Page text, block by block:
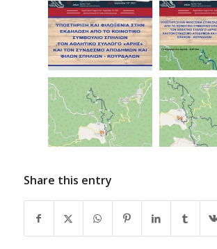
Share this entry